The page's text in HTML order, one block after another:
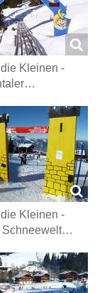
Kleinen -
Kleinen -
Schneewelt…